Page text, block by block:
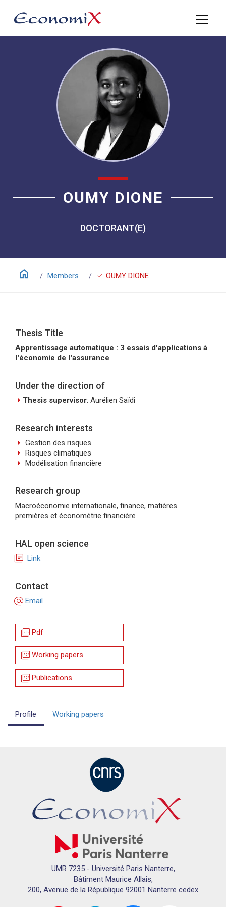
OUMY DIONE
DOCTORANT(E)
home Members check OUMY DIONE
Thesis Title
Apprentissage automatique : 3 essais d'applications à
l'économie de l'assurance
Under the direction of
arrow_rightThesis supervisor: Aurélien Saïdi
Research interests
arrow_right Gestion des risques
arrow_right Risques climatiques
arrow_right Modélisation financière
Research group
Macroéconomie internationale, finance, matières
premières et économétrie financière
HAL open science
library_books Link
Contact
alternate_email Email
picture_as_pdf Pdf
picture_as_pdf Working papers
picture_as_pdf Publications
Profile Working papers
UMR 7235 - Université Paris Nanterre,
Bâtiment Maurice Allais,
200, Avenue de la République 92001 Nanterre cedex